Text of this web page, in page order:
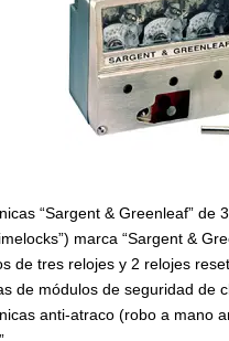
“Sargent & Greenleaf” de
marca “Sargent &
de tres relojes y 2 relojes
de módulos de seguridad de
anti-atraco (robo a mano